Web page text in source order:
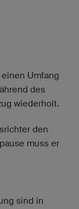
Umfang
des
wiederholt.
den
muss er
sind in